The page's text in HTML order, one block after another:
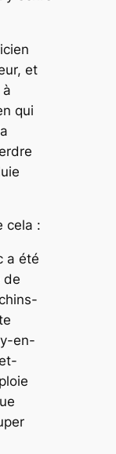
et
qui
cela :
a été
de
en-